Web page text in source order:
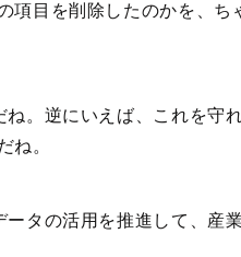
項目を削除したのかを、ち
。逆にいえば、これを守
ね。
タの活用を推進して、産